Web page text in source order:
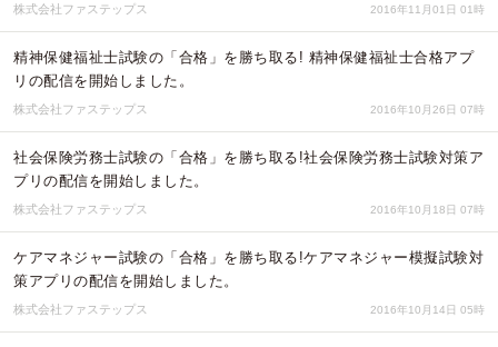
株式会社ファステップス 2016年11月01日 01時
精神保健福祉士試験の「合格」を勝ち取る! 精神保健福祉士合格アプ
リの配信を開始しました。
株式会社ファステップス 2016年10月26日 07時
社会保険労務⼠試験の「合格」を勝ち取る!社会保険労務⼠試験対策ア
プリの配信を開始しました。
株式会社ファステップス 2016年10月18日 07時
ケアマネジャー試験の「合格」を勝ち取る!ケアマネジャー模擬試験対
策アプリの配信を開始しました。
株式会社ファステップス 2016年10月14日 05時